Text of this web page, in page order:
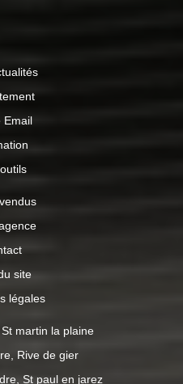
Email
site
légales
martin la plaine
Rive de gier
St paul en jarez